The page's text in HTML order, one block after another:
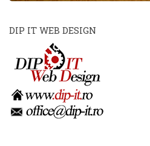
DIP IT WEB DESIGN